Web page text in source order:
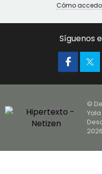
Cómo
Síguenos
©
Yala
2026